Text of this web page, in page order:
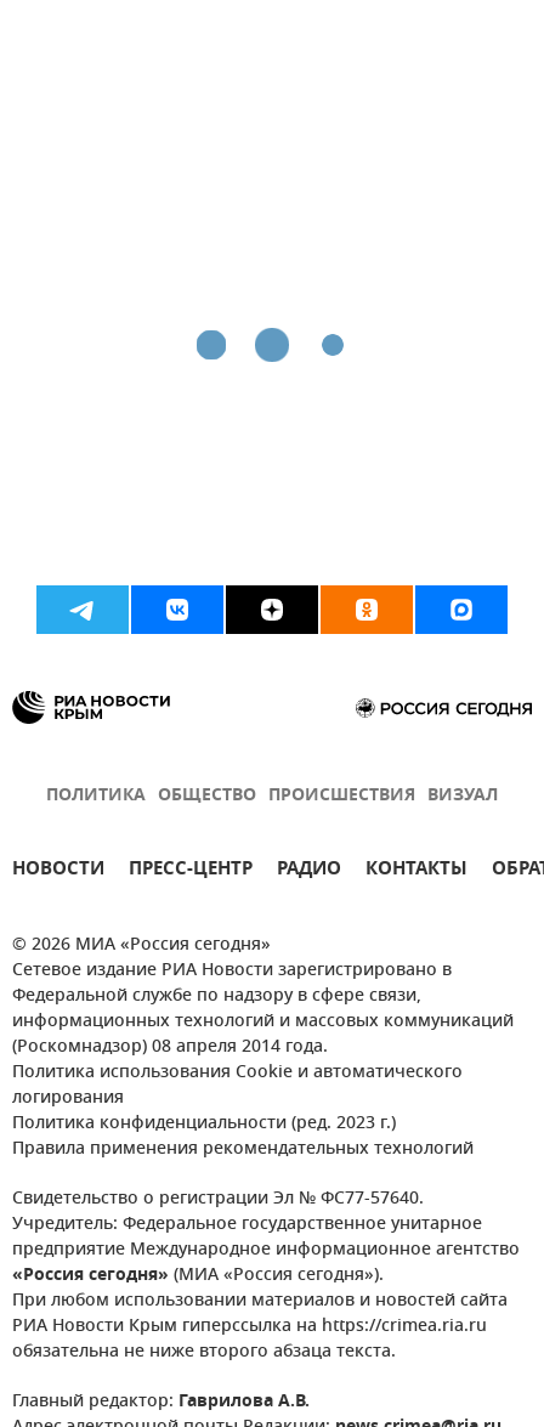
ПОЛИТИКА ОБЩЕСТВО ПРОИСШЕСТВИЯ ВИЗУАЛ
НОВОСТИ ПРЕСС-ЦЕНТР РАДИО КОНТАКТЫ
© 2026 МИА «Россия сегодня»
Сетевое издание РИА Новости зарегистрировано в
Федеральной службе по надзору в сфере связи,
информационных технологий и массовых коммуникаций
(Роскомнадзор) 08 апреля 2014 года.
Политика использования Cookie и автоматического
логирования
Политика конфиденциальности (ред. 2023 г.)
Правила применения рекомендательных технологий
Свидетельство о регистрации Эл № ФС77-57640.
Учредитель: Федеральное государственное унитарное
предприятие Международное информационное агентство
«Россия сегодня» (МИА «Россия сегодня»).
При любом использовании материалов и новостей сайта
РИА Новости Крым гиперссылка на https://crimea.ria.ru
обязательна не ниже второго абзаца текста.
Главный редактор: Гаврилова А.В.